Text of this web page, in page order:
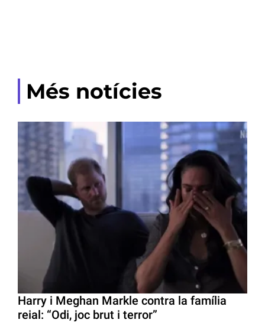
Més notícies
Harry i Meghan Markle contra la família
reial: “Odi, joc brut i terror”